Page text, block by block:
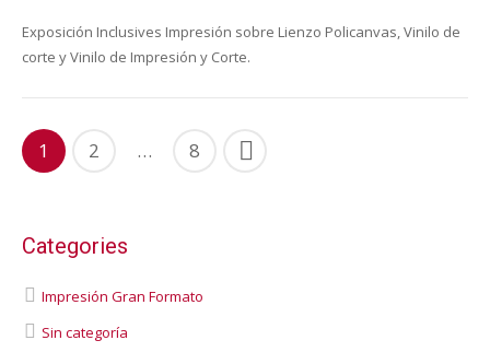
Exposición Inclusives Impresión sobre Lienzo Policanvas, Vinilo de
corte y Vinilo de Impresión y Corte.
1 2 … 8
Categories
Impresión Gran Formato
Sin categoría